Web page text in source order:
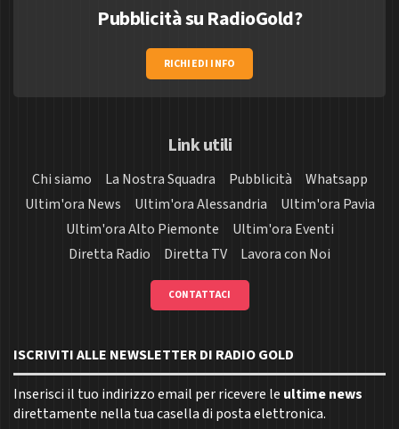
Pubblicità su RadioGold?
RICHIEDI INFO
Link utili
Chi siamo La Nostra Squadra Pubblicità
Whatsapp
Ultim'ora News
Ultim'ora Alessandria
Ultim'ora Pavia
Ultim'ora Alto Piemonte
Ultim'ora Eventi
Diretta Radio
Diretta TV Lavora con Noi
CONTATTACI
ISCRIVITI ALLE NEWSLETTER DI RADIO GOLD
Inserisci il tuo indirizzo email per ricevere le ultime news
direttamente nella tua casella di posta elettronica.